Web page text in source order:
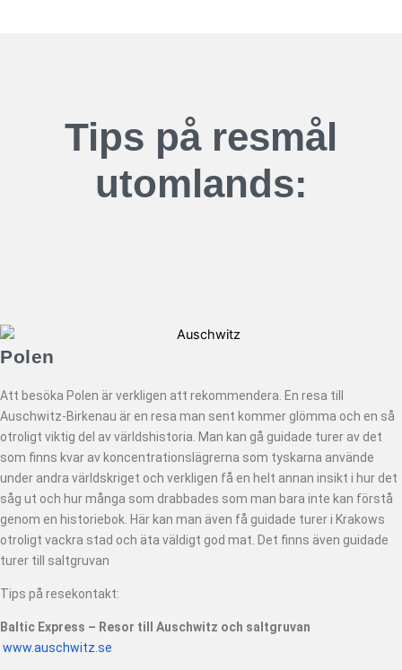
Tips på resmål
utomlands:
Polen
Att besöka Polen är verkligen att rekommendera. En resa till
Auschwitz-Birkenau är en resa man sent kommer glömma och en så
otroligt viktig del av världshistoria. Man kan gå guidade turer av det
som finns kvar av koncentrationslägrerna som tyskarna använde
under andra världskriget och verkligen få en helt annan insikt i hur det
såg ut och hur många som drabbades som man bara inte kan förstå
genom en historiebok. Här kan man även få guidade turer i Krakows
otroligt vackra stad och äta väldigt god mat. Det finns även guidade
turer till saltgruvan
Tips på resekontakt:
Baltic Express – Resor till Auschwitz och saltgruvan
www.auschwitz.se